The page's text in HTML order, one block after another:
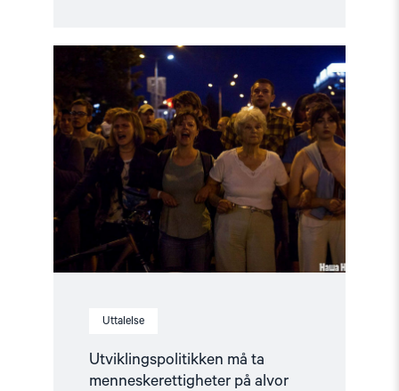
Uttalelse
Utviklingspolitikken må ta
menneskerettigheter på alvor
"Utviklingspolitikken
må
ta
menneskerettigheter
på
alvor"